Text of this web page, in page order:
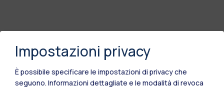
Impostazioni privacy
È possibile specificare le impostazioni di privacy che
seguono. Informazioni dettagliate e le modalità di revoca